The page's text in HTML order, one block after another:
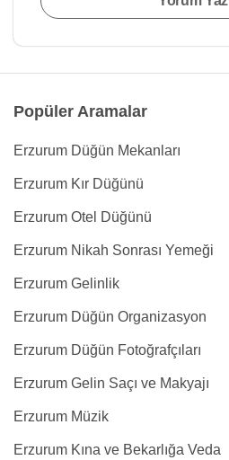
Popüler Aramalar
Erzurum Düğün Mekanları
Erzurum Kır Düğünü
Erzurum Otel Düğünü
Erzurum Nikah Sonrası Yemeği
Erzurum Gelinlik
Erzurum Düğün Organizasyon
Erzurum Düğün Fotoğrafçıları
Erzurum Gelin Saçı ve Makyajı
Erzurum Müzik
Erzurum Kına ve Bekarlığa Veda